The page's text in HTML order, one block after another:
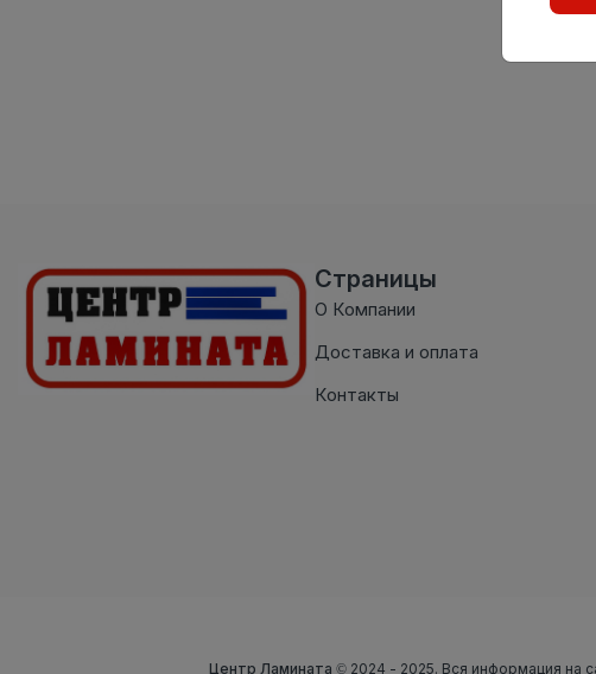
Страницы
О Компании
Доставка и оплата
Контакты
Центр Ламината © 2024 - 2025. Вся информация на